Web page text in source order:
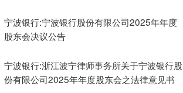
宁波银行:宁波银行股份有限公司2025年年度
股东会决议公告
宁波银行:浙江波宁律师事务所关于宁波银行股
份有限公司2025年年度股东会之法律意见书